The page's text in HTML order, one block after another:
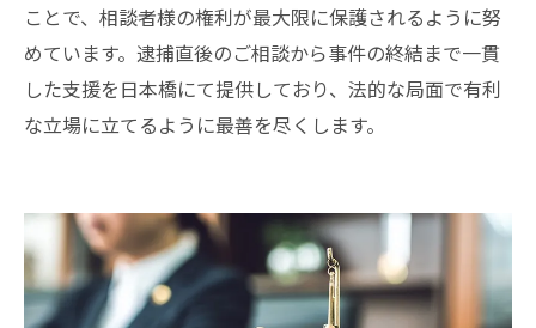
ことで、相談者様の権利が最大限に保護されるように努
めています。逮捕直後のご相談から事件の終結まで一貫
した支援を日本橋にて提供しており、法的な局面で有利
な立場に立てるように最善を尽くします。